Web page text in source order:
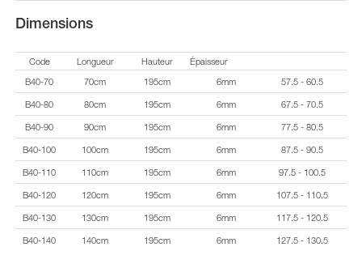
Dimensions
Code Longueur Hauteur
Épaisseur
B40-70
70cm 195cm 6mm 57.5 - 60.5
B40-80 80cm 195cm 6mm 67.5 - 70.5
B40-90 90cm 195cm 6mm 77.5 - 80.5
B40-100 100cm 195cm 6mm 87.5 - 90.5
B40-110 110cm 195cm 6mm 97.5 - 100.5
B40-120 120cm 195cm 6mm 107.5 - 110.5
B40-130 130cm 195cm 6mm 117.5 - 120.5
B40-140 140cm 195cm 6mm 127.5 - 130.5